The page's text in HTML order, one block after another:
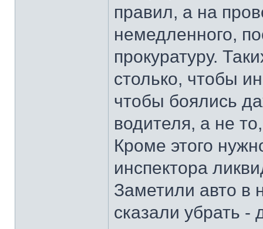
правил, а на
немедленного,
прокуратуру.
столько, чтобы
чтобы боялись
водителя, а не
Кроме этого
инспектора
Заметили авто в
сказали убрать